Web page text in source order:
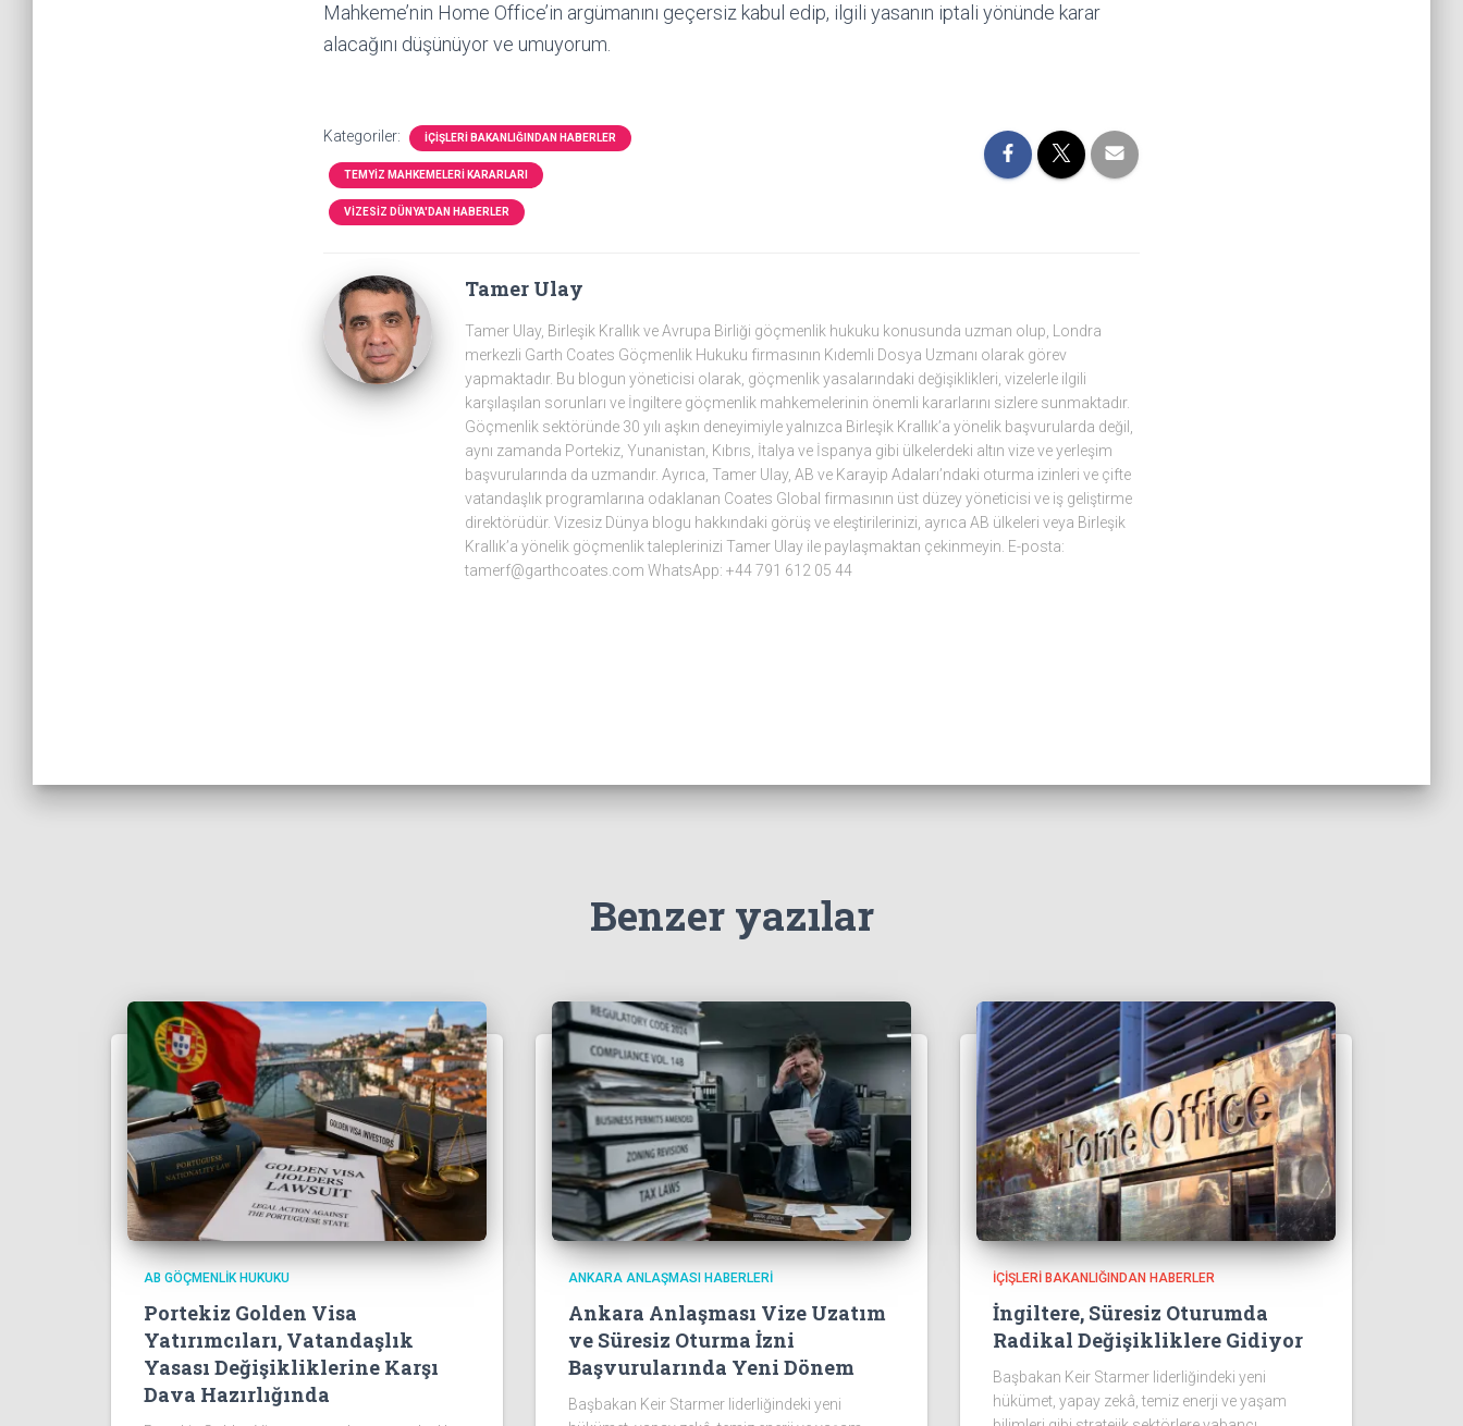
Mahkeme’nin Home Office’in argümanını geçersiz kabul edip, ilgili yasanın iptali yönünde karar
alacağını düşünüyor ve umuyorum.
Kategoriler: İÇIŞLERI BAKANLIĞINDAN HABERLER
TEMYIZ MAHKEMELERI KARARLARI
VIZESIZ DÜNYA'DAN HABERLER
Tamer Ulay
Tamer Ulay, Birleşik Krallık ve Avrupa Birliği göçmenlik hukuku konusunda uzman olup, Londra
merkezli Garth Coates Göçmenlik Hukuku firmasının Kıdemli Dosya Uzmanı olarak görev
yapmaktadır. Bu blogun yöneticisi olarak, göçmenlik yasalarındaki değişiklikleri, vizelerle ilgili
karşılaşılan sorunları ve İngiltere göçmenlik mahkemelerinin önemli kararlarını sizlere sunmaktadır.
Göçmenlik sektöründe 30 yılı aşkın deneyimiyle yalnızca Birleşik Krallık’a yönelik başvurularda değil,
aynı zamanda Portekiz, Yunanistan, Kıbrıs, İtalya ve İspanya gibi ülkelerdeki altın vize ve yerleşim
başvurularında da uzmandır. Ayrıca, Tamer Ulay, AB ve Karayip Adaları’ndaki oturma izinleri ve çifte
vatandaşlık programlarına odaklanan Coates Global firmasının üst düzey yöneticisi ve iş geliştirme
direktörüdür. Vizesiz Dünya blogu hakkındaki görüş ve eleştirilerinizi, ayrıca AB ülkeleri veya Birleşik
Krallık’a yönelik göçmenlik taleplerinizi Tamer Ulay ile paylaşmaktan çekinmeyin. E-posta:
tamerf@garthcoates.com WhatsApp: +44 791 612 05 44
Benzer yazılar
AB GÖÇMENLIK HUKUKU
Portekiz Golden Visa
Yatırımcıları, Vatandaşlık
Yasası Değişikliklerine Karşı
Dava Hazırlığında
ANKARA ANLAŞMASI HABERLERI
Ankara Anlaşması Vize Uzatım
ve Süresiz Oturma İzni
Başvurularında Yeni Dönem
Başbakan Keir Starmer liderliğindeki yeni
İÇIŞLERI BAKANLIĞINDAN HABERLER
İngiltere, Süresiz Oturumda
Radikal Değişikliklere Gidiyor
Başbakan Keir Starmer liderliğindeki yeni
hükümet, yapay zekâ, temiz enerji ve yaşam